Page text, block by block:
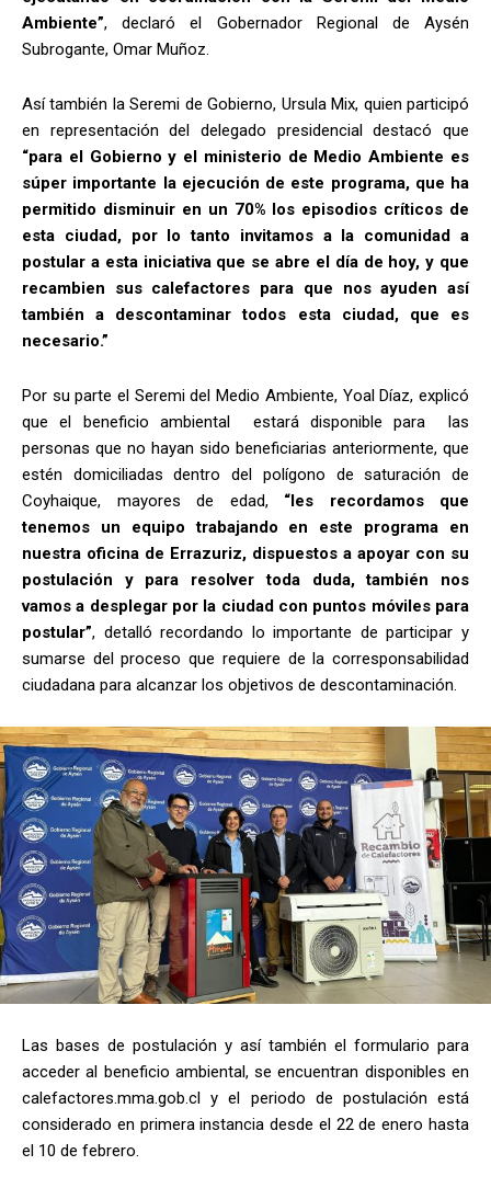
Ambiente”, declaró el Gobernador Regional de Aysén
Subrogante, Omar Muñoz.
Así también la Seremi de Gobierno, Ursula Mix, quien participó
en representación del delegado presidencial destacó que
“para el Gobierno y el ministerio de Medio Ambiente es
súper importante la ejecución de este programa, que ha
permitido disminuir en un 70% los episodios críticos de
esta ciudad, por lo tanto invitamos a la comunidad a
postular a esta iniciativa que se abre el día de hoy, y que
recambien sus calefactores para que nos ayuden así
también a descontaminar todos esta ciudad, que es
necesario.”
Por su parte el Seremi del Medio Ambiente, Yoal Díaz, explicó
que el beneficio ambiental estará disponible para las
personas que no hayan sido beneficiarias anteriormente, que
estén domiciliadas dentro del polígono de saturación de
Coyhaique, mayores de edad, “les recordamos que
tenemos un equipo trabajando en este programa en
nuestra oficina de Errazuriz, dispuestos a apoyar con su
postulación y para resolver toda duda, también nos
vamos a desplegar por la ciudad con puntos móviles para
postular”, detalló recordando lo importante de participar y
sumarse del proceso que requiere de la corresponsabilidad
ciudadana para alcanzar los objetivos de descontaminación.
Las bases de postulación y así también el formulario para
acceder al beneficio ambiental, se encuentran disponibles en
calefactores.mma.gob.cl y el periodo de postulación está
considerado en primera instancia desde el 22 de enero hasta
el 10 de febrero.